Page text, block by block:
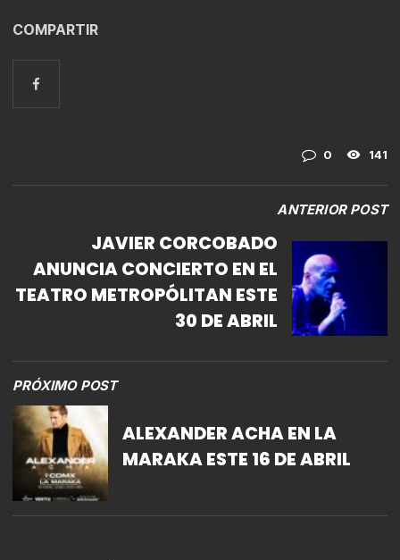
COMPARTIR
0 141
ANTERIOR POST
JAVIER CORCOBADO
ANUNCIA CONCIERTO EN EL
TEATRO METROPÓLITAN ESTE
30 DE ABRIL
PRÓXIMO POST
ALEXANDER ACHA EN LA
MARAKA ESTE 16 DE ABRIL